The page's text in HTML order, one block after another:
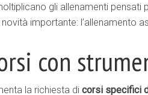
gli allenamenti pensati
novità importante: l’allenamento
con
la richiesta di corsi specifici